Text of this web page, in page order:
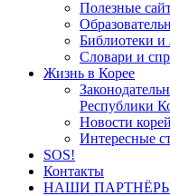
Полезные
Библиотеки и
Словари и
Жизнь в Корее
Республики
Новости
Интересные
SOS!
Контакты
НАШИ